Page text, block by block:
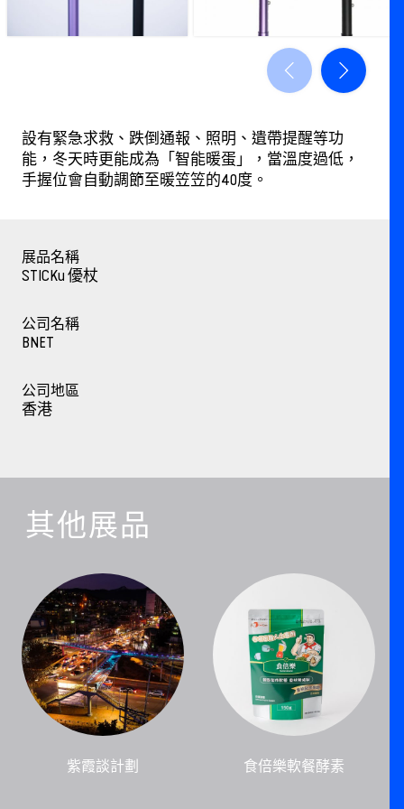
設有緊急求救、跌倒通報、照明、遺帶提醒等功
能，冬天時更能成為「智能暖蛋」，當溫度過低，
手握位會自動調節至暖笠笠的40度。
展品名稱
STICKu 優杖
公司名稱
BNET
公司地區
香港
其他展品
紫霞談計劃 食倍樂軟餐酵素